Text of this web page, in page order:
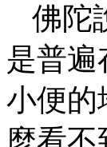
佛陀
是普
小便的